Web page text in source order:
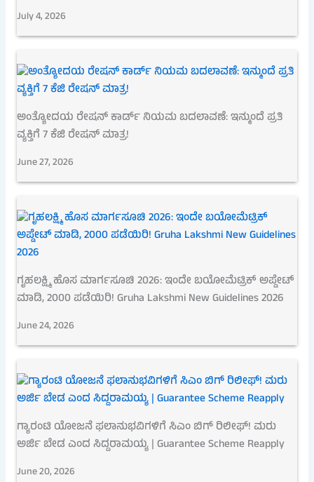
July 4, 2026
ಅಂತ್ಯೋದಯ ರೇಷನ್ ಕಾರ್ಡ್ ನಿಯಮ ಬದಲಾವಣೆ: ಇನ್ಮುಂದೆ ಪ್ರತಿ
ವ್ಯಕ್ತಿಗೆ 7 ಕೆಜಿ ರೇಷನ್ ಮಾತ್ರ!
June 27, 2026
ಗೃಹಲಕ್ಷ್ಮಿ ಹೊಸ ಮಾರ್ಗಸೂಚಿ 2026: ಇಂದೇ ಬಯೋಮೆಟ್ರಿಕ್ ಅಪ್ಡೇಟ್
ಮಾಡಿ, 2000 ಪಡೆಯಿರಿ! Gruha Lakshmi New Guidelines 2026
June 24, 2026
ಗ್ಯಾರಂಟಿ ಯೋಜನೆ ಫಲಾನುಭವಿಗಳಿಗೆ ಸಿಎಂ ಬಿಗ್ ರಿಲೀಫ್! ಮರು
ಅರ್ಜಿ ಬೇಡ ಎಂದ ಸಿದ್ದರಾಮಯ್ಯ | Guarantee Scheme Reapply
June 20, 2026